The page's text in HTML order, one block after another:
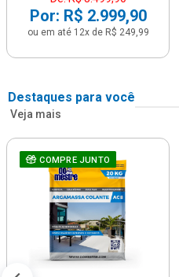
Por: R$ 2.999,90
ou em até 12x de R$ 249,99
Destaques para você
Veja mais
COMPRE JUNTO